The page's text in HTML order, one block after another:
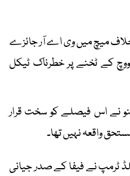
خلاف میچ میں وی اے آر جائزے
کے ٹخنے پر خطرناک ٹیکل
نے اس فیصلے کو سخت قرار
واقعہ نہیں تھا۔
ٹرمپ نے فیفا کے صدر جیانی